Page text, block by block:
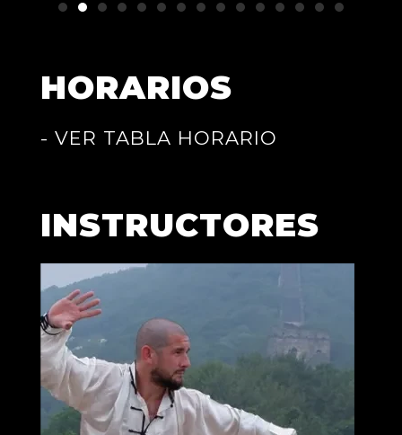
HORARIOS
- VER TABLA HORARIO
INSTRUCTORES